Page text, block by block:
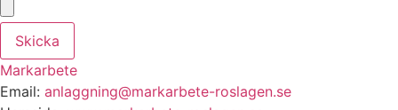
Skicka
Markarbete
Email: anlaggning@markarbete-roslagen.se